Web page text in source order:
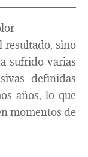
resultado, sino
sufrido varias
definidas
años, lo que
momentos de